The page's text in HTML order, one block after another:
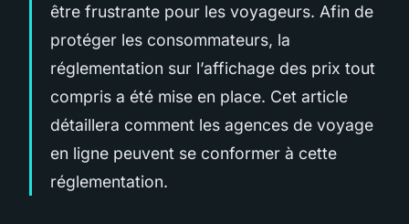
être frustrante pour les voyageurs. Afin de
protéger les consommateurs, la
réglementation sur l’affichage des prix tout
compris a été mise en place. Cet article
détaillera comment les agences de voyage
en ligne peuvent se conformer à cette
réglementation.